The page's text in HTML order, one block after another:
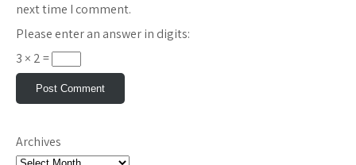
next time I comment.
Please enter an answer in digits:
3 × 2 =
Archives